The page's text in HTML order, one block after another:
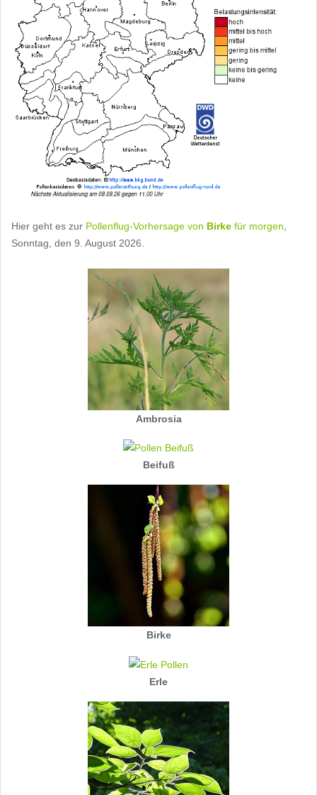
Hier geht es zur Pollenflug-Vorhersage von Birke für morgen
Sonntag, den 9. August 2026.
Ambrosia
Beifuß
Birke
Erle